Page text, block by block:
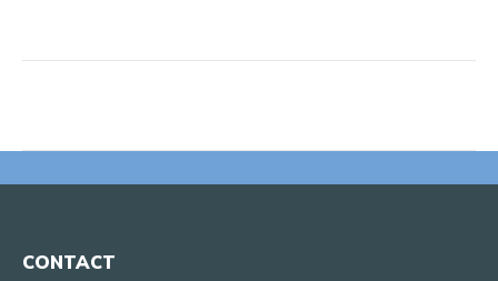
CONTACT